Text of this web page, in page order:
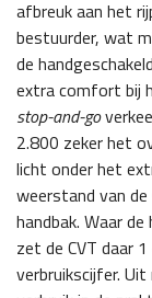
afbreuk aan het
bestuurder, wat
de
extra comfort bij
stop-and-go
2.800 zeker het
licht onder het
weerstand van
handbak. Waar
zet de CVT daar
verbruikscijfer.